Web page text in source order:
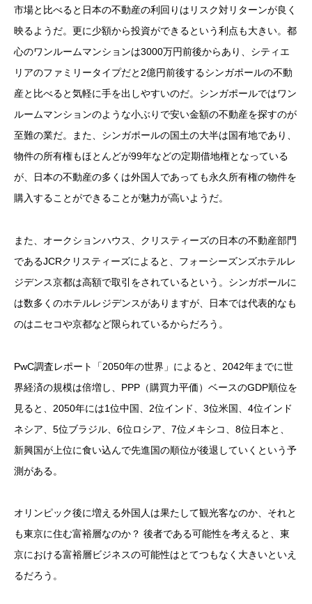
市場と比べると日本の不動産の利回りはリスク対リターンが良く
映るようだ。更に少額から投資ができるという利点も大きい。都
心のワンルームマンションは3000万円前後からあり、シティエ
リアのファミリータイプだと2億円前後するシンガポールの不動
産と比べると気軽に手を出しやすいのだ。シンガポールではワン
ルームマンションのような小ぶりで安い金額の不動産を探すのが
至難の業だ。また、シンガポールの国土の大半は国有地であり、
物件の所有権もほとんどが99年などの定期借地権となっている
が、日本の不動産の多くは外国人であっても永久所有権の物件を
購入することができることが魅力が高いようだ。
また、オークションハウス、クリスティーズの日本の不動産部門
であるJCRクリスティーズによると、フォーシーズンズホテルレ
ジデンス京都は高額で取引をされているという。シンガポールに
は数多くのホテルレジデンスがありますが、日本では代表的なも
のはニセコや京都など限られているからだろう。
PwC調査レポート「2050年の世界」によると、2042年までに世
界経済の規模は倍増し、PPP（購買力平価）ベースのGDP順位を
見ると、2050年には1位中国、2位インド、3位米国、4位インド
ネシア、5位ブラジル、6位ロシア、7位メキシコ、8位日本と、
新興国が上位に食い込んで先進国の順位が後退していくという予
測がある。
オリンピック後に増える外国人は果たして観光客なのか、それと
も東京に住む富裕層なのか？ 後者である可能性を考えると、東
京における富裕層ビジネスの可能性はとてつもなく大きいといえ
るだろう。